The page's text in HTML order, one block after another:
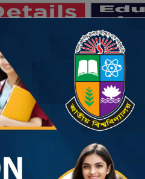
Results
২৬ শিক্ষাবর্ষের ১ম বর্ষের ভর্তি আবেদন বিজ্ঞপ্তি